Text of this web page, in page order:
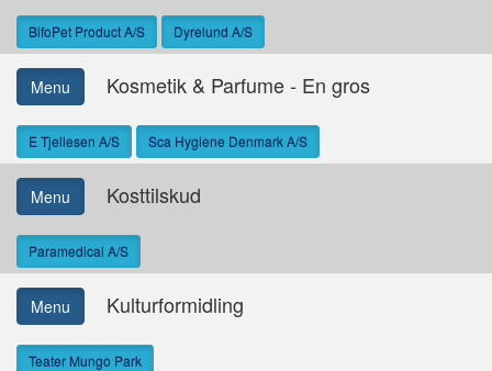
BifoPet Product A/S Dyrelund A/S
Menu Kosmetik & Parfume - En gros
E Tjellesen A/S Sca Hygiene Denmark A/S
Menu Kosttilskud
Paramedical A/S
Menu Kulturformidling
Teater Mungo Park